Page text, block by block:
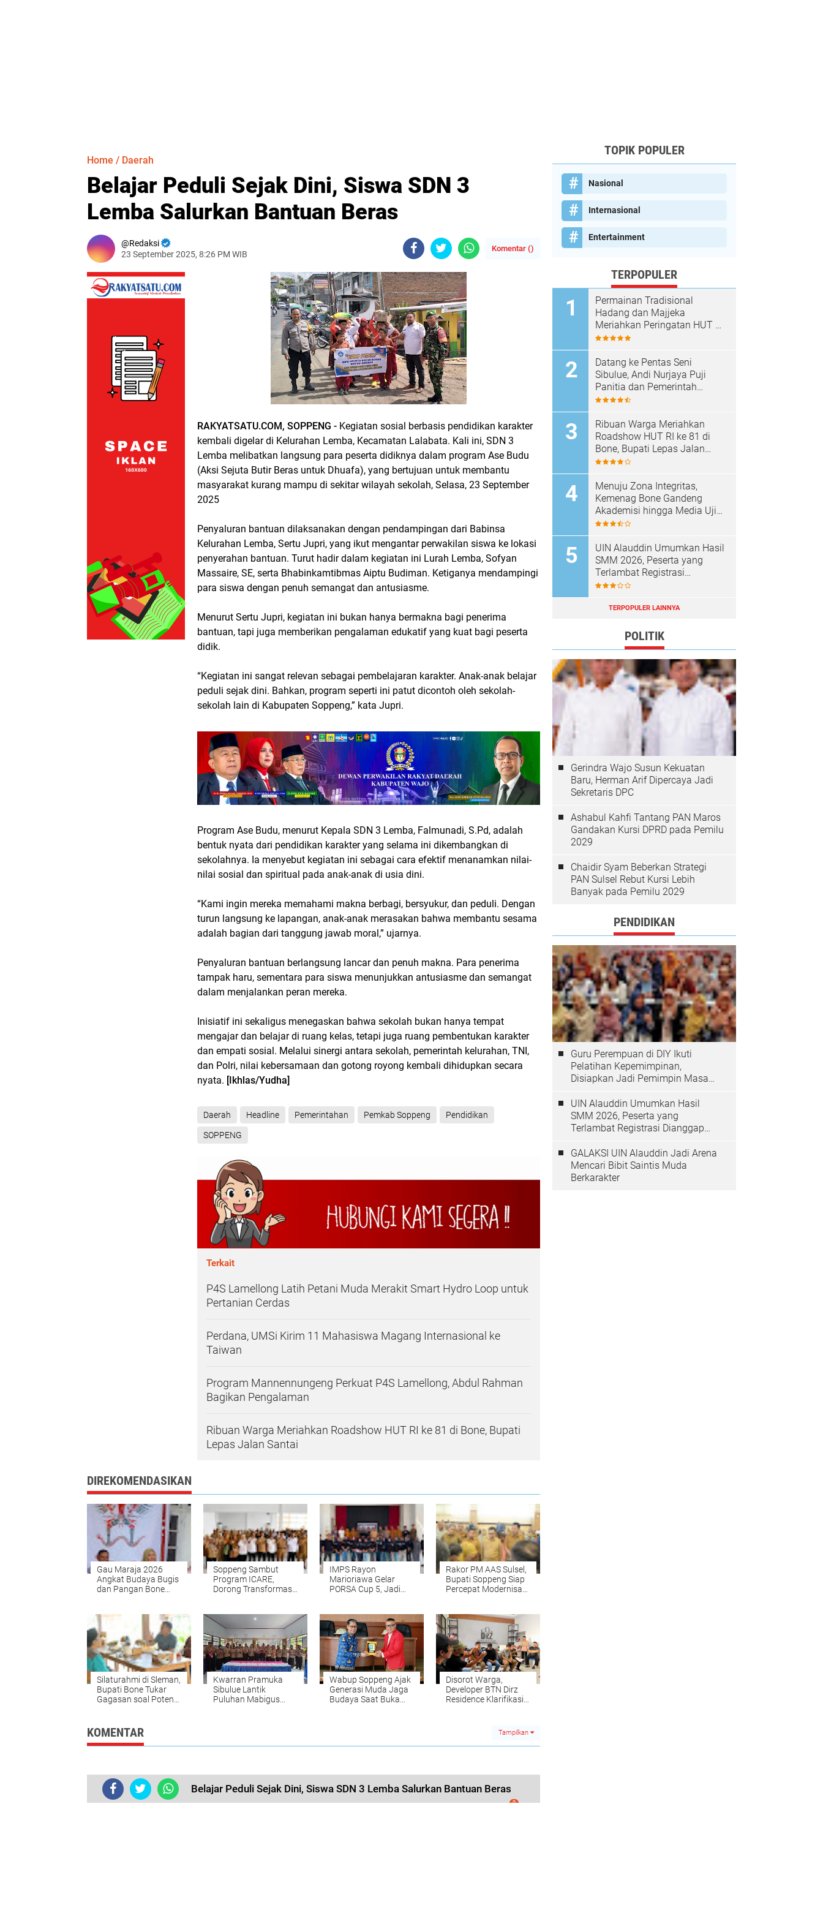
Home / Daerah
Belajar Peduli Sejak Dini, Siswa SDN 3
Lemba Salurkan Bantuan Beras
Redaksi
23 September 2025, 8:26 PM WIB
Komentar ()
RAKYATSATU.COM, SOPPENG - Kegiatan sosial berbasis pendidikan karakter
kembali digelar di Kelurahan Lemba, Kecamatan Lalabata. Kali ini, SDN 3
Lemba melibatkan langsung para peserta didiknya dalam program Ase Budu
(Aksi Sejuta Butir Beras untuk Dhuafa), yang bertujuan untuk membantu
masyarakat kurang mampu di sekitar wilayah sekolah, Selasa, 23 September
2025
Penyaluran bantuan dilaksanakan dengan pendampingan dari Babinsa
Kelurahan Lemba, Sertu Jupri, yang ikut mengantar perwakilan siswa ke lokasi
penyerahan bantuan. Turut hadir dalam kegiatan ini Lurah Lemba, Sofyan
Massaire, SE, serta Bhabinkamtibmas Aiptu Budiman. Ketiganya mendampingi
para siswa dengan penuh semangat dan antusiasme.
Menurut Sertu Jupri, kegiatan ini bukan hanya bermakna bagi penerima
bantuan, tapi juga memberikan pengalaman edukatif yang kuat bagi peserta
didik.
“Kegiatan ini sangat relevan sebagai pembelajaran karakter. Anak-anak belajar
peduli sejak dini. Bahkan, program seperti ini patut dicontoh oleh sekolah-
sekolah lain di Kabupaten Soppeng,” kata Jupri.
Program Ase Budu, menurut Kepala SDN 3 Lemba, Falmunadi, S.Pd, adalah
bentuk nyata dari pendidikan karakter yang selama ini dikembangkan di
sekolahnya. Ia menyebut kegiatan ini sebagai cara efektif menanamkan nilai-
nilai sosial dan spiritual pada anak-anak di usia dini.
“Kami ingin mereka memahami makna berbagi, bersyukur, dan peduli. Dengan
turun langsung ke lapangan, anak-anak merasakan bahwa membantu sesama
adalah bagian dari tanggung jawab moral,” ujarnya.
Penyaluran bantuan berlangsung lancar dan penuh makna. Para penerima
tampak haru, sementara para siswa menunjukkan antusiasme dan semangat
dalam menjalankan peran mereka.
Inisiatif ini sekaligus menegaskan bahwa sekolah bukan hanya tempat
mengajar dan belajar di ruang kelas, tetapi juga ruang pembentukan karakter
dan empati sosial. Melalui sinergi antara sekolah, pemerintah kelurahan, TNI,
dan Polri, nilai kebersamaan dan gotong royong kembali dihidupkan secara
nyata. [Ikhlas/Yudha]
Daerah Headline Pemerintahan Pemkab Soppeng Pendidikan
SOPPENG
Terkait
P4S Lamellong Latih Petani Muda Merakit Smart Hydro Loop untuk
Pertanian Cerdas
Perdana, UMSi Kirim 11 Mahasiswa Magang Internasional ke
Taiwan
Program Mannennungeng Perkuat P4S Lamellong, Abdul Rahman
Bagikan Pengalaman
Ribuan Warga Meriahkan Roadshow HUT RI ke 81 di Bone, Bupati
Lepas Jalan Santai
DIREKOMENDASIKAN
Gau Maraja 2026
Angkat Budaya Bugis
dan Pangan Bone
Soppeng Sambut
Program ICARE,
Dorong Transformasi
IMPS Rayon
Marioriawa Gelar
PORSA Cup 5, Jadi
Rakor PM AAS Sulsel,
Bupati Soppeng Siap
Percepat Modernisasi
Silaturahmi di Sleman,
Bupati Bone Tukar
Gagasan soal Potensi
Kwarran Pramuka
Sibulue Lantik
Puluhan Mabigus
Wabup Soppeng Ajak
Generasi Muda Jaga
Budaya Saat Buka
Disorot Warga,
Developer BTN Dirz
Residence Klarifikasi
KOMENTAR Tampilkan
Belajar Peduli Sejak Dini, Siswa SDN 3 Lemba Salurkan Bantuan Beras
0
TOPIK POPULER
Nasional
Internasional
Entertainment
TERPOPULER
Permainan Tradisional
Hadang dan Majjeka
Meriahkan Peringatan HUT RI
di Sibulue
Datang ke Pentas Seni
Sibulue, Andi Nurjaya Puji
Panitia dan Pemerintah
Kecamatan
Ribuan Warga Meriahkan
Roadshow HUT RI ke 81 di
Bone, Bupati Lepas Jalan
Santai
Menuju Zona Integritas,
Kemenag Bone Gandeng
Akademisi hingga Media Uji
Standar Pelayanan
UIN Alauddin Umumkan Hasil
SMM 2026, Peserta yang
Terlambat Registrasi
Dianggap Mundur
TERPOPULER LAINNYA
POLITIK
Gerindra Wajo Susun Kekuatan
Baru, Herman Arif Dipercaya Jadi
Sekretaris DPC
Ashabul Kahfi Tantang PAN Maros
Gandakan Kursi DPRD pada Pemilu
2029
Chaidir Syam Beberkan Strategi
PAN Sulsel Rebut Kursi Lebih
Banyak pada Pemilu 2029
PENDIDIKAN
Guru Perempuan di DIY Ikuti
Pelatihan Kepemimpinan,
Disiapkan Jadi Pemimpin Masa
UIN Alauddin Umumkan Hasil
SMM 2026, Peserta yang
Terlambat Registrasi Dianggap
GALAKSI UIN Alauddin Jadi Arena
Mencari Bibit Saintis Muda
Berkarakter